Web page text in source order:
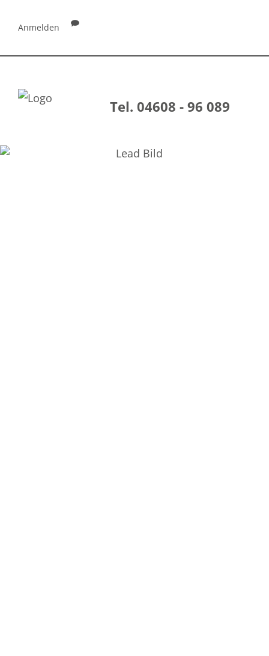
Anmelden
Tel. 04608 - 96 089